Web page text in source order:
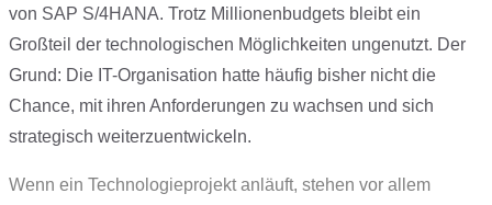
von SAP S/4HANA. Trotz Millionenbudgets bleibt ein
Großteil der technologischen Möglichkeiten ungenutzt. Der
Grund: Die IT-Organisation hatte häufig bisher nicht die
Chance, mit ihren Anforderungen zu wachsen und sich
strategisch weiterzuentwickeln.
Wenn ein Technologie­projekt anläuft, stehen vor allem